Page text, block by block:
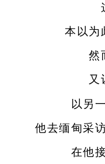
这
本以为此
然而
又让
以另一
他去缅甸采访
在他接